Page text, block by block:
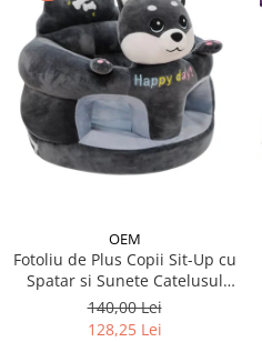
OEM
Fotoliu de Plus Copii Sit-Up cu
Spatar si Sunete Catelusul
Woofy
140,00 Lei
128,25 Lei